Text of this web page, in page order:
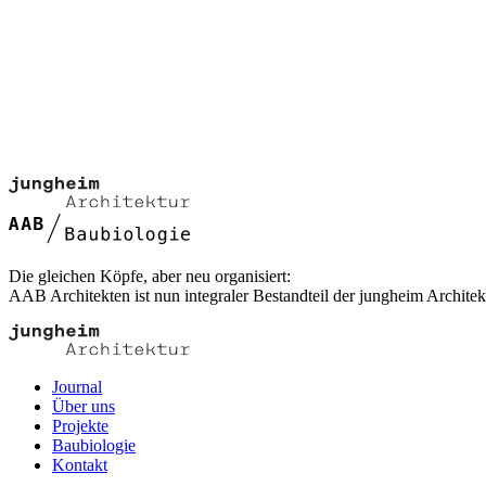
Die gleichen Köpfe, aber neu organisiert:
AAB Architekten ist nun integraler Bestandteil der jungheim
Journal
Über uns
Projekte
Baubiologie
Kontakt